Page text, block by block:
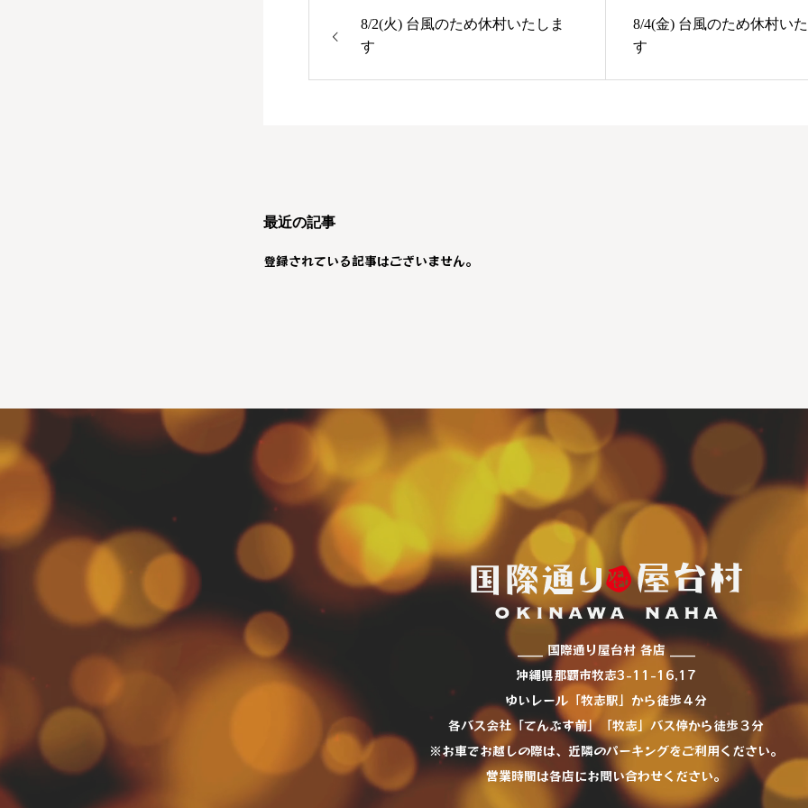
8/2(火) 台風のため休村いたしま
す
8/4(金) 台風のため休村い
す
最近の記事
登録されている記事はございません。
____ 国際通り屋台村 各店 ____
沖縄県那覇市牧志3-11-16,17
ゆいレール「牧志駅」から徒歩４分
各バス会社「てんぶす前」「牧志」バス停から徒歩３分
※お車でお越しの際は、近隣のパーキングをご利用ください。
営業時間は各店にお問い合わせください。